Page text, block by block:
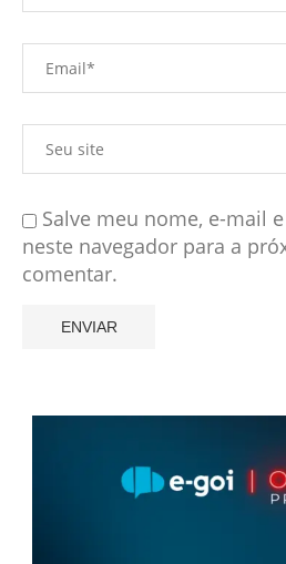
Salve meu nome, e-mail
neste navegador para a
comentar.